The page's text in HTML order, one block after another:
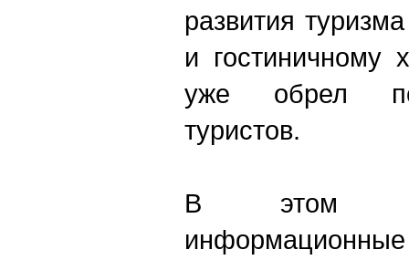
развития
и гостиничному
уже обрел
туристов.
В этом
информационные